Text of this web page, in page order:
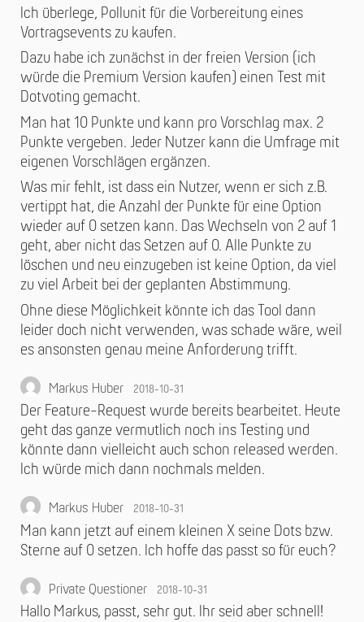
Ich überlege, Pollunit für die Vorbereitung eines
Vortragsevents zu kaufen.
Dazu habe ich zunächst in der freien Version (ich
würde die Premium Version kaufen) einen Test mit
Dotvoting gemacht.
Man hat 10 Punkte und kann pro Vorschlag max. 2
Punkte vergeben. Jeder Nutzer kann die Umfrage mit
eigenen Vorschlägen ergänzen.
Was mir fehlt, ist dass ein Nutzer, wenn er sich z.B.
vertippt hat, die Anzahl der Punkte für eine Option
wieder auf 0 setzen kann. Das Wechseln von 2 auf 1
geht, aber nicht das Setzen auf 0. Alle Punkte zu
löschen und neu einzugeben ist keine Option, da viel
zu viel Arbeit bei der geplanten Abstimmung.
Ohne diese Möglichkeit könnte ich das Tool dann
leider doch nicht verwenden, was schade wäre, weil
es ansonsten genau meine Anforderung trifft.
Markus Huber 2018-10-31
Der Feature-Request wurde bereits bearbeitet. Heute
geht das ganze vermutlich noch ins Testing und
könnte dann vielleicht auch schon released werden.
Ich würde mich dann nochmals melden.
Markus Huber 2018-10-31
Man kann jetzt auf einem kleinen X seine Dots bzw.
Sterne auf 0 setzen. Ich hoffe das passt so für euch?
Private Questioner 2018-10-31
Hallo Markus, passt, sehr gut. Ihr seid aber schnell!